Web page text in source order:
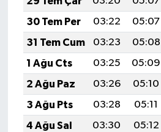
30 Tem Per
03:22 05:07
31 Tem Cum
03:23 05:08
1 Ağu Cts
03:25 05:09
2 Ağu Paz
03:26 05:10
3 Ağu Pts
03:28 05:11
4 Ağu Sal
03:30 05:12